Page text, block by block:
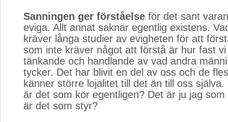
Sanningen ger förståelse för det sant
eviga. Allt annat saknar egentlig existens.
kräver långa studier av evigheten för att
som inte kräver något att förstå är hur fast
tänkande och handlande av vad andra
tycker. Det har blivit en del av oss och de
känner större lojalitet till det än till oss själva.
är det som kör egentligen? Det är ju jag
är det som styr?